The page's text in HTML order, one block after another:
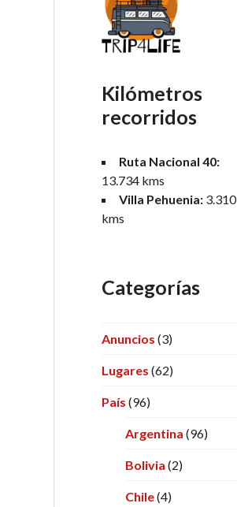
Kilómetros
recorridos
Ruta Nacional 40:
13.734 kms
Villa Pehuenia: 3.310
kms
Categorías
Anuncios (3)
Lugares (62)
País (96)
Argentina (96)
Bolivia (2)
Chile(4)